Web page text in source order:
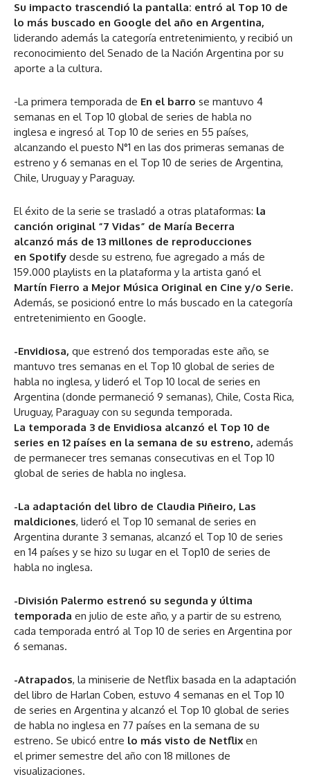
Su impacto trascendió la pantalla: entró al Top 10 de
lo más buscado en Google del año en Argentina,
liderando además la categoría entretenimiento, y recibió un
reconocimiento del Senado de la Nación Argentina por su
aporte a la cultura.
-La primera temporada de En el barro se mantuvo 4
semanas en el Top 10 global de series de habla no
inglesa e ingresó al Top 10 de series en 55 países,
alcanzando el puesto N°1 en las dos primeras semanas de
estreno y 6 semanas en el Top 10 de series de Argentina,
Chile, Uruguay y Paraguay.
El éxito de la serie se trasladó a otras plataformas: la
canción original “7 Vidas” de María Becerra
alcanzó más de 13 millones de reproducciones
en Spotify desde su estreno, fue agregado a más de
159.000 playlists en la plataforma y la artista ganó el
Martín Fierro a Mejor Música Original en Cine y/o Serie.
Además, se posicionó entre lo más buscado en la categoría
entretenimiento en Google.
-Envidiosa, que estrenó dos temporadas este año, se
mantuvo tres semanas en el Top 10 global de series de
habla no inglesa, y lideró el Top 10 local de series en
Argentina (donde permaneció 9 semanas), Chile, Costa Rica,
Uruguay, Paraguay con su segunda temporada.
La temporada 3 de Envidiosa alcanzó el Top 10 de
series en 12 países en la semana de su estreno, además
de permanecer tres semanas consecutivas en el Top 10
global de series de habla no inglesa.
-La adaptación del libro de Claudia Piñeiro, Las
maldiciones, lideró el Top 10 semanal de series en
Argentina durante 3 semanas, alcanzó el Top 10 de series
en 14 países y se hizo su lugar en el Top10 de series de
habla no inglesa.
-División Palermo estrenó su segunda y última
temporada en julio de este año, y a partir de su estreno,
cada temporada entró al Top 10 de series en Argentina por
6 semanas.
-Atrapados, la miniserie de Netflix basada en la adaptación
del libro de Harlan Coben, estuvo 4 semanas en el Top 10
de series en Argentina y alcanzó el Top 10 global de series
de habla no inglesa en 77 países en la semana de su
estreno. Se ubicó entre lo más visto de Netflix en
el primer semestre del año con 18 millones de
visualizaciones.